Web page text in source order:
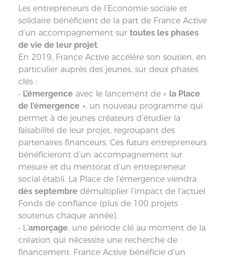
Les entrepreneurs de l’Economie sociale et
solidaire bénéficient de la part de France Active
d’un accompagnement sur toutes les phases
de vie de leur projet.
En 2019, France Active accélère son soutien, en
particulier auprès des jeunes, sur deux phases
clés :
• L’émergenceavec le lancement de « la Place
de l’émergence», un nouveau programme qui
permet à de jeunes créateurs d’étudier la
faisabilité de leur projet, regroupant des
partenaires financeurs. Ces futurs entrepreneurs
bénéficieront d’un accompagnement sur
mesure et du mentorat d’un entrepreneur
social établi. La Place de l’émergence viendra
dès septembredémultiplier l’impact de l’actuel
Fonds de confiance (plus de 100 projets
soutenus chaque année).
• L’amorçage, une période clé au moment de la
création qui nécessite une recherche de
financement. France Active bénéficie d’un